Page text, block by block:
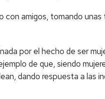
con amigos, tomando
por el hecho de ser
de que, siendo
dando respuesta a las